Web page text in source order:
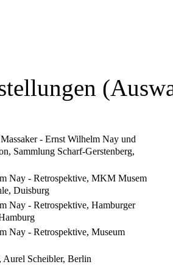
- Ernst Wilhelm Nay und
Sammlung Scharf-Gerstenberg,
Nay - Retrospektive, MKM Musem
Duisburg
Nay - Retrospektive, Hamburger
Nay - Retrospektive, Museum
Aurel Scheibler, Berlin